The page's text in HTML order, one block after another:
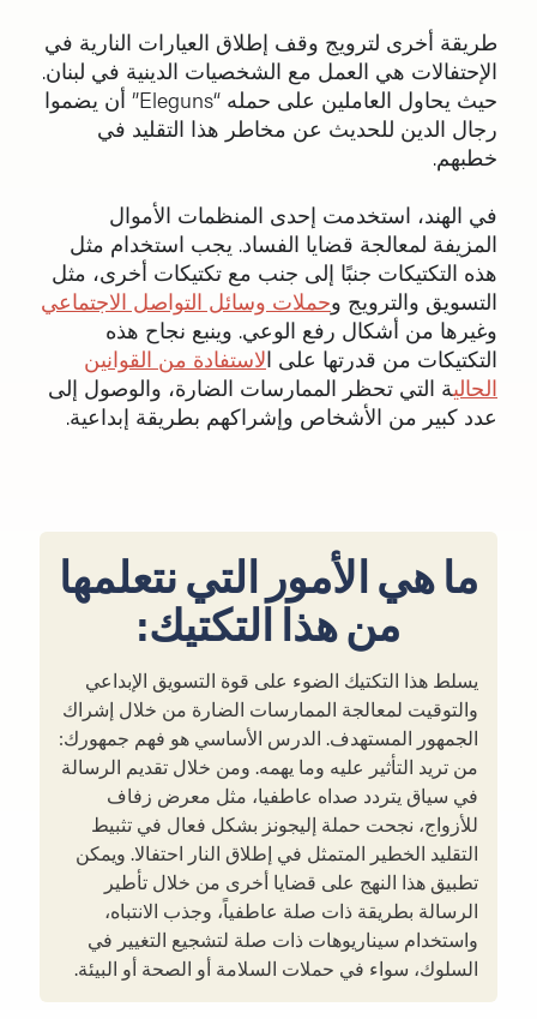
طريقة أخرى لترويج وقف إطلاق العيارات النارية في
الإحتفالات هي العمل مع الشخصيات الدينية في لبنان.
حيث يحاول العاملين على حمله “Eleguns” أن يضموا
رجال الدين للحديث عن مخاطر هذا التقليد في
خطبهم.
في الهند، استخدمت إحدى المنظمات الأموال
المزيفة لمعالجة قضايا الفساد. يجب استخدام مثل
هذه التكتيكات جنبًا إلى جنب مع تكتيكات أخرى، مثل
التسويق والترويج وحملات وسائل التواصل الاجتماعي
وغيرها من أشكال رفع الوعي. وينبع نجاح هذه
التكتيكات من قدرتها على الاستفادة من القوانين
الحالية التي تحظر الممارسات الضارة، والوصول إلى
عدد كبير من الأشخاص وإشراكهم بطريقة إبداعية.
ما هي الأمور التي نتعلمها
من هذا التكتيك:
يسلط هذا التكتيك الضوء على قوة التسويق الإبداعي
والتوقيت لمعالجة الممارسات الضارة من خلال إشراك
الجمهور المستهدف. الدرس الأساسي هو فهم جمهورك:
من تريد التأثير عليه وما يهمه. ومن خلال تقديم الرسالة
في سياق يتردد صداه عاطفيا، مثل معرض زفاف
للأزواج، نجحت حملة إليجونز بشكل فعال في تثبيط
التقليد الخطير المتمثل في إطلاق النار احتفالا. ويمكن
تطبيق هذا النهج على قضايا أخرى من خلال تأطير
الرسالة بطريقة ذات صلة عاطفياً، وجذب الانتباه،
واستخدام سيناريوهات ذات صلة لتشجيع التغيير في
السلوك، سواء في حملات السلامة أو الصحة أو البيئة.